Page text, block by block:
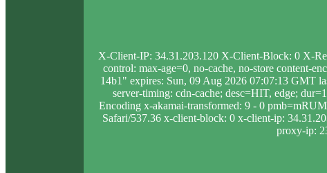
X-Client-IP: 34.31.203.120 X-Client-Block: 0 X-
control: max-age=0, no-cache, no-store content-
14b1" expires: Sun, 09 Aug 2026 07:07:13 GMT
server-timing: cdn-cache; desc=HIT, edge;
Encoding x-akamai-transformed: 9 - 0
Safari/537.36 x-client-block: 0 x-client-ip:
proxy-ip: